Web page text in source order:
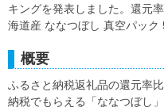
キングを発表しました。還元
海道産 ななつぼし 真空パック
概要
ふるさと納税返礼品の還元率
納税でもらえる「ななつぼし